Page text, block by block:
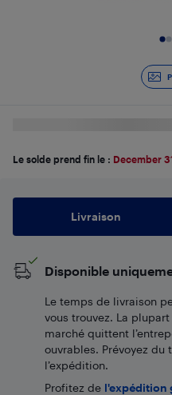
Le solde prend fin le : December
Livraison
Disponible
Le temps de livraison
vous trouvez. La
marché quittent
ouvrables. Prévoyez
l’expédition.
Profitez de l'expédition